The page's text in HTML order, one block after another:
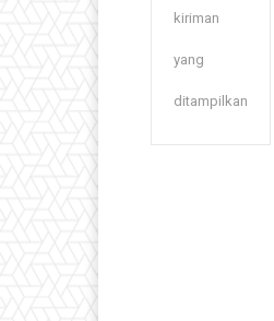
kiriman
yang
ditampilkan